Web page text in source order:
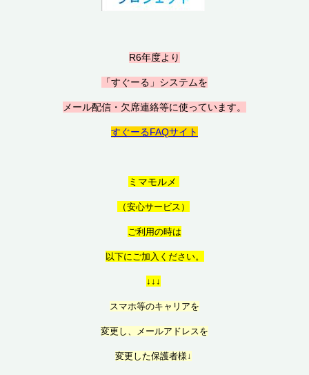
R6年度より
「すぐーる」システムを
メール配信・欠席連絡等に使っています。
すぐーるFAQサイト
ミマモルメ
（安心サービス）
ご利用の時は
以下にご加入ください。
↓↓↓
スマホ等のキャリアを
変更し、メールアドレスを
変更した保護者様↓